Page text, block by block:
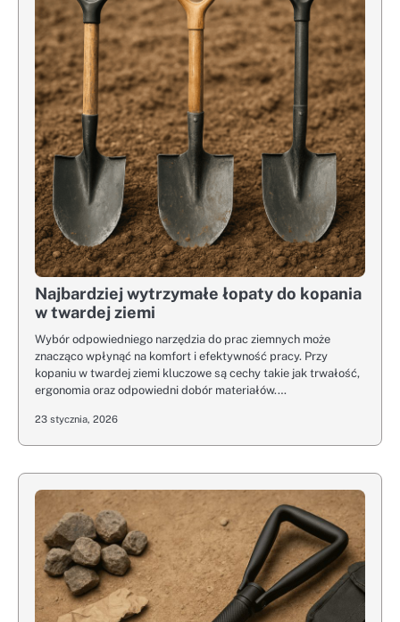
Najbardziej wytrzymałe łopaty do kopania
w twardej ziemi
Wybór odpowiedniego narzędzia do prac ziemnych może
znacząco wpłynąć na komfort i efektywność pracy. Przy
kopaniu w twardej ziemi kluczowe są cechy takie jak trwałość,
ergonomia oraz odpowiedni dobór materiałów.…
23 stycznia, 2026